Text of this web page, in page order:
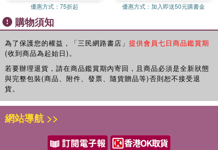
優惠方式： 75折起 優惠方式： 加入即送50元購書金
購物須知
為了保護您的權益，「三民網路書店」 提供會員七日商品鑑賞期
(收到商品為起始日)。
若要辦理退貨，請在商品鑑賞期內寄回，且商品必須是全新狀態
與完整包裝(商品、附件、發票、隨貨贈品等)否則恕不接受退
貨。
網站導航 >>